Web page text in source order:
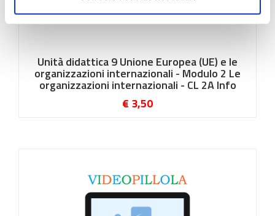
Unità didattica 9 Unione Europea (UE) e le
organizzazioni internazionali - Modulo 2 Le
organizzazioni internazionali - CL 2A Info
€ 3,50